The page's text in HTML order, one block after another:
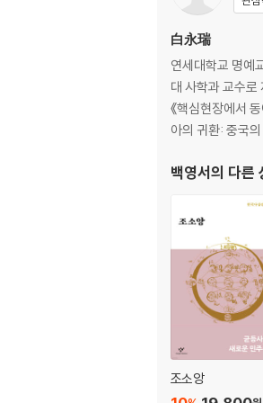
제6장 신통일론의
참고문헌
白永瑞
연세대학교 명예
대 사학과 교수
《핵심현장에서
아의 귀환: 중국
백영서의 다른
조소앙